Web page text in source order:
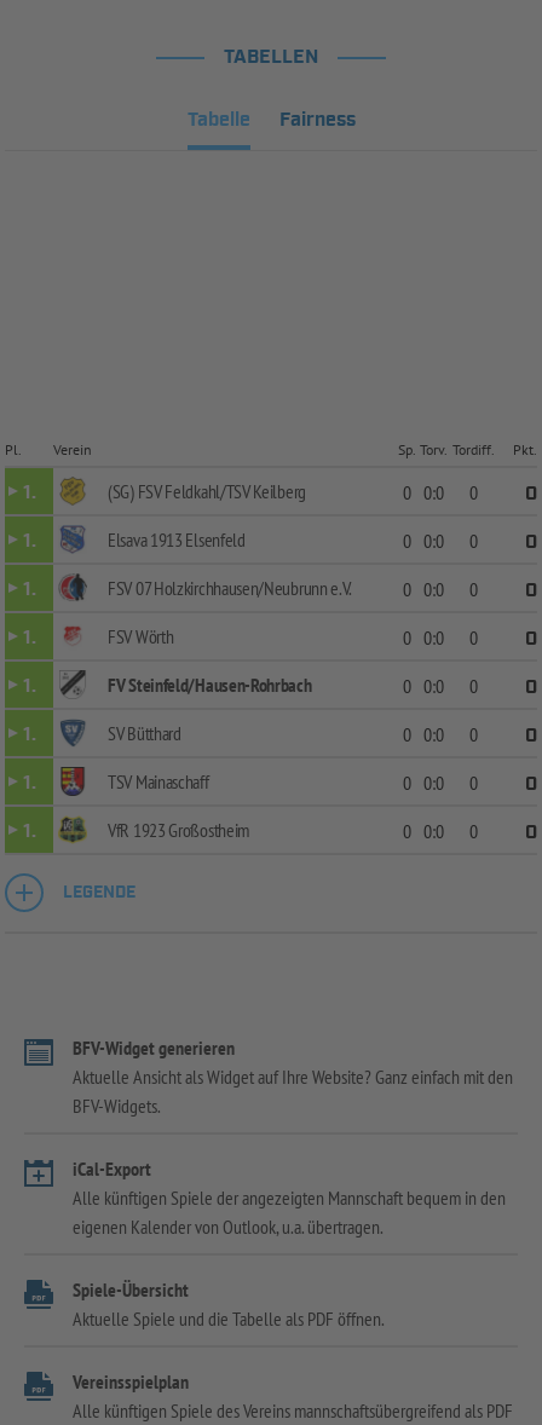
TABELLEN
Tabelle Fairness
Pl. Verein Sp. Torv. Tordiff. Pkt.
1. (SG) FSV Feldkahl/TSV Keilberg 0 0:0 0
0
1.
Elsava 1913 Elsenfeld 0 0:0 0
0
1.
FSV 07 Holzkirchhausen/Neubrunn e.V. 0 0:0 0
0
1.
FSV Wörth 0 0:0 0
0
1.
FV Steinfeld/Hausen-Rohrbach 0 0:0 0
0
1.
SV Bütthard 0 0:0 0
0
1.
TSV Mainaschaff 0 0:0 0
0
1.
VfR 1923 Großostheim 0 0:0 0 0
LEGENDE
BFV-Widget generieren
Aktuelle Ansicht als Widget auf Ihre Website? Ganz einfach mit den
BFV-Widgets.
iCal-Export
Alle künftigen Spiele der angezeigten Mannschaft bequem in den
eigenen Kalender von Outlook, u.a. übertragen.
Spiele-Übersicht
Aktuelle Spiele und die Tabelle als PDF öffnen.
Vereinsspielplan
Alle künftigen Spiele des Vereins mannschaftsübergreifend als PDF